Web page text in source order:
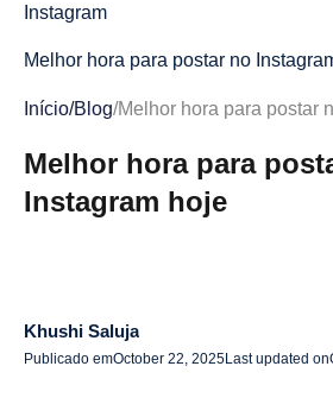
Instagram
Melhor hora para postar no
Melhor horário para postar no
Melhor horário para postar no
Melhor horário para postar no
Melhor hora para postar no
Início/Blog/Melhor hora para postar
Melhor hora para
Instagram hoje
Khushi Saluja
Publicado emOctober 22, 2025Last updated on